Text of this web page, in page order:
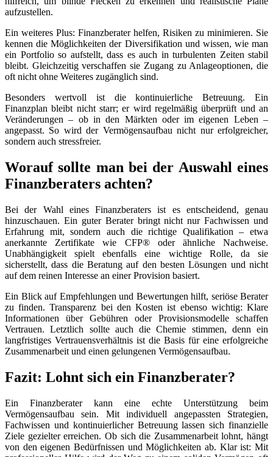
aufzustellen.
Ein weiteres Plus: Finanzberater helfen, Risiken zu minimieren. Sie
kennen die Möglichkeiten der Diversifikation und wissen, wie man
ein Portfolio so aufstellt, dass es auch in turbulenten Zeiten stabil
bleibt. Gleichzeitig verschaffen sie Zugang zu Anlageoptionen, die
oft nicht ohne Weiteres zugänglich sind.
Besonders wertvoll ist die kontinuierliche Betreuung. Ein
Finanzplan bleibt nicht starr; er wird regelmäßig überprüft und an
Veränderungen – ob in den Märkten oder im eigenen Leben –
angepasst. So wird der Vermögensaufbau nicht nur erfolgreicher,
sondern auch stressfreier.
Worauf sollte man bei der Auswahl eines
Finanzberaters achten?
Bei der Wahl eines Finanzberaters ist es entscheidend, genau
hinzuschauen. Ein guter Berater bringt nicht nur Fachwissen und
Erfahrung mit, sondern auch die richtige Qualifikation – etwa
anerkannte Zertifikate wie CFP® oder ähnliche Nachweise.
Unabhängigkeit spielt ebenfalls eine wichtige Rolle, da sie
sicherstellt, dass die Beratung auf den besten Lösungen und nicht
auf dem reinen Interesse an einer Provision basiert.
Ein Blick auf Empfehlungen und Bewertungen hilft, seriöse Berater
zu finden. Transparenz bei den Kosten ist ebenso wichtig: Klare
Informationen über Gebühren oder Provisionsmodelle schaffen
Vertrauen. Letztlich sollte auch die Chemie stimmen, denn ein
langfristiges Vertrauensverhältnis ist die Basis für eine erfolgreiche
Zusammenarbeit und einen gelungenen Vermögensaufbau.
Fazit: Lohnt sich ein Finanzberater?
Ein Finanzberater kann eine echte Unterstützung beim
Vermögensaufbau sein. Mit individuell angepassten Strategien,
Fachwissen und kontinuierlicher Betreuung lassen sich finanzielle
Ziele gezielter erreichen. Ob sich die Zusammenarbeit lohnt, hängt
von den eigenen Bedürfnissen und Möglichkeiten ab. Klar ist: Mit